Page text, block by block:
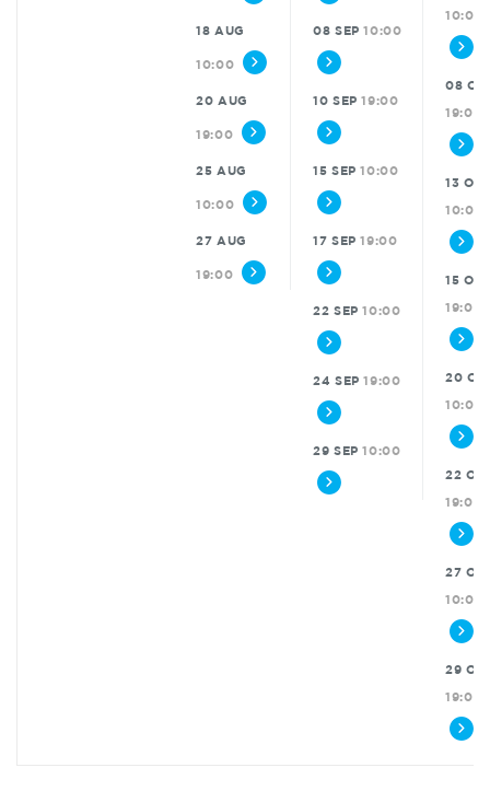
18 AUG
10:00
20 AUG
19:00
25 AUG
10:00
27 AUG
19:00
08 SEP 10:00
10 SEP 19:00
15 SEP 10:00
17 SEP 19:00
22 SEP 10:00
24 SEP 19:00
29 SEP 10:00
10:00
08
19:00
13
10:00
15
19:00
20
10:00
22
19:00
27
10:00
29
19:00